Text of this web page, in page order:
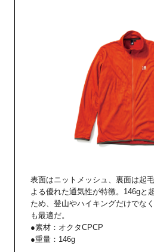
表面はニットメッシュ、裏面は起
よる優れた通気性が特徴。146gと
ため、登山やハイキングだけでな
も最適だ。
●素材：オクタCPCP
●重量：146g